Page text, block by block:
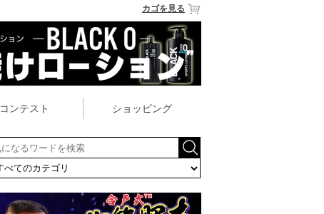
カゴを見る
コンテスト ショッピング